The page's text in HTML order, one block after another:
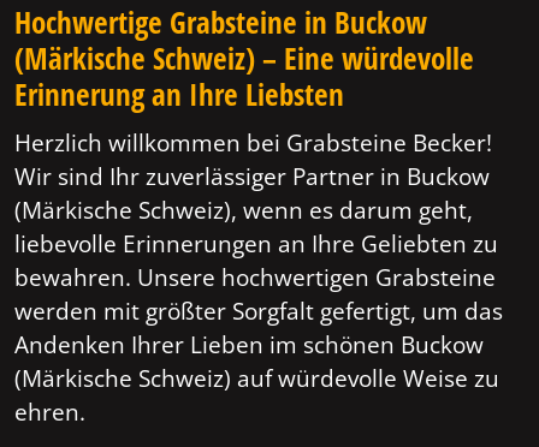
Hochwertige Grabsteine in Buckow
(Märkische Schweiz) – Eine würdevolle
Erinnerung an Ihre Liebsten
Herzlich willkommen bei Grabsteine Becker!
Wir sind Ihr zuverlässiger Partner in Buckow
(Märkische Schweiz), wenn es darum geht,
liebevolle Erinnerungen an Ihre Geliebten zu
bewahren. Unsere hochwertigen Grabsteine
werden mit größter Sorgfalt gefertigt, um das
Andenken Ihrer Lieben im schönen Buckow
(Märkische Schweiz) auf würdevolle Weise zu
ehren.